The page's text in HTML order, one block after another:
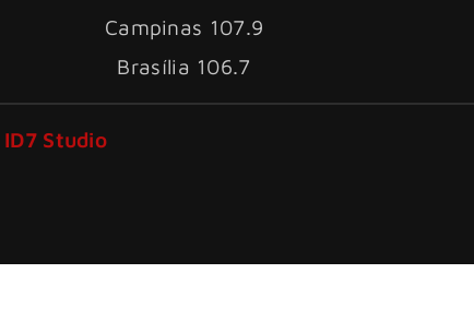
Campinas 107.9
Brasília 106.7
ID7 Studio